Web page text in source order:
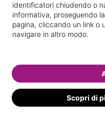
identificatori chiudendo o
informativa, proseguendo
pagina, cliccando un link o
navigare in altro modo.
Scopri di